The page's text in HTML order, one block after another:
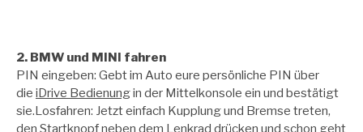
2. BMW und MINI fahren
PIN eingeben: Gebt im Auto eure persönliche PIN über
die iDrive Bedienungin der Mittelkonsole ein und bestätigt
sie.Losfahren: Jetzt einfach Kupplung und Bremse treten,
den Startknopf neben dem Lenkrad drücken und schon geht